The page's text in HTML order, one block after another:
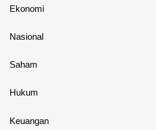
Ekonomi
Nasional
Saham
Hukum
Keuangan